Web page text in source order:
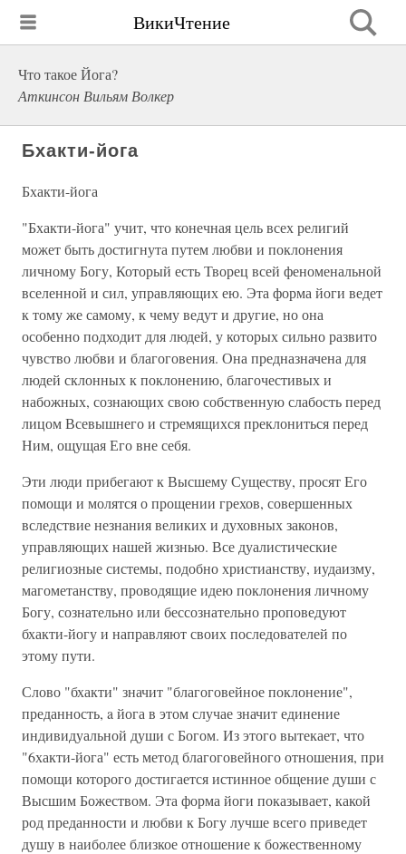
ВикиЧтение
Что такое Йога?
Аткинсон Вильям Волкер
Бхакти-йога
Бхакти-йога
"Бхакти-йога" учит, что конечная цель всех религий
может быть достигнута путем любви и поклонения
личному Богу, Который есть Творец всей феноменальной
вселенной и сил, управляющих ею. Эта форма йоги ведет
к тому же самому, к чему ведут и другие, но она
особенно подходит для людей, у которых сильно развито
чувство любви и благоговения. Она предназначена для
людей склонных к поклонению, благочестивых и
набожных, сознающих свою собственную слабость перед
лицом Всевышнего и стремящихся преклониться перед
Ним, ощущая Его вне себя.
Эти люди прибегают к Высшему Существу, просят Его
помощи и молятся о прощении грехов, совершенных
вследствие незнания великих и духовных законов,
управляющих нашей жизнью. Все дуалистические
религиозные системы, подобно христианству, иудаизму,
магометанству, проводящие идею поклонения личному
Богу, сознательно или бессознательно проповедуют
бхакти-йогу и направляют своих последователей по
этому пути.
Слово "бхакти" значит "благоговейное поклонение",
преданность, a йога в этом случае значит единение
индивидуальной души с Богом. Из этого вытекает, что
"6хакти-йога" есть метод благоговейного отношения, при
помощи которого достигается истинное общение души с
Высшим Божеством. Эта форма йоги показывает, какой
род преданности и любви к Богу лучше всего приведет
душу в наиболее близкое отношение к божественному